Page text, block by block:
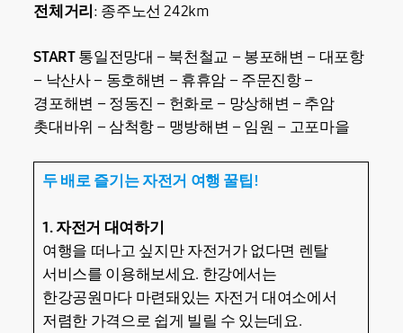
전체거리 : 종주노선 242km
START통일전망대 – 북천철교 – 봉포해변 – 대포항
– 낙산사 – 동호해변 – 휴휴암 – 주문진항 –
경포해변 – 정동진 – 헌화로 – 망상해변 – 추암
촛대바위 – 삼척항 – 맹방해변 – 임원 – 고포마을
두 배로 즐기는 자전거 여행 꿀팁!
1. 자전거 대여하기
여행을 떠나고 싶지만 자전거가 없다면 렌탈
서비스를 이용해보세요. 한강에서는
한강공원마다 마련돼있는 자전거 대여소에서
저렴한 가격으로 쉽게 빌릴 수 있는데요.